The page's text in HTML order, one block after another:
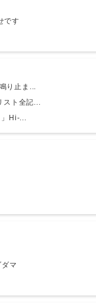
です
り止ま...
スト全記...
」Hi-...
マ